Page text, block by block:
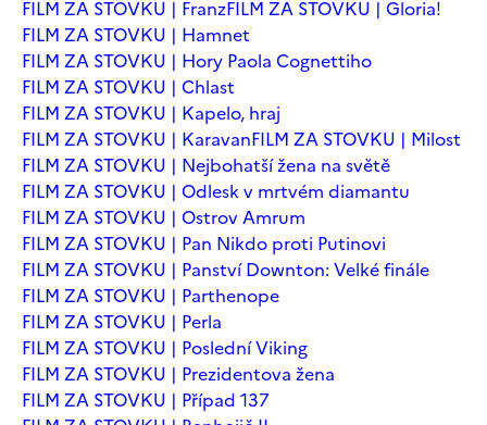
FILM ZA STOVKU | FranzFILM ZA STOVKU | Gloria!
FILM ZA STOVKU | Hamnet
FILM ZA STOVKU | Hory Paola Cognettiho
FILM ZA STOVKU | Chlast
FILM ZA STOVKU | Kapelo, hraj
FILM ZA STOVKU | KaravanFILM ZA STOVKU | Milost
FILM ZA STOVKU | Nejbohatší žena na světě
FILM ZA STOVKU | Odlesk v mrtvém diamantu
FILM ZA STOVKU | Ostrov Amrum
FILM ZA STOVKU | Pan Nikdo proti Putinovi
FILM ZA STOVKU | Panství Downton: Velké finále
FILM ZA STOVKU | Parthenope
FILM ZA STOVKU | Perla
FILM ZA STOVKU | Poslední Viking
FILM ZA STOVKU | Prezidentova žena
FILM ZA STOVKU | Případ 137